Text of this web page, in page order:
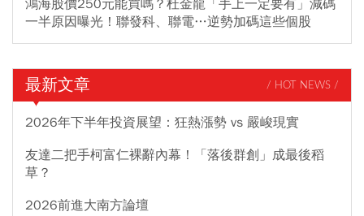
鴻海股價250元能買嗎？杜金龍「手上一定要有」減碼
一半原因曝光！聯發科、聯電…逆勢加碼這些個股
最新文章 / HOT NEWS /
2026年下半年投資展望：狂熱漲勢 vs 嚴峻現實
友達二把手柯富仁裸辭內幕！「落後群創」成最後稻
草？
2026前進大南方論壇